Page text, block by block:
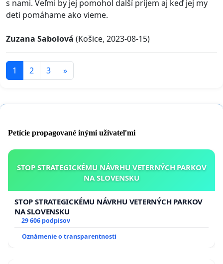
s nami. Veľmi by jej pomohol další príjem aj keď jej my
deti pomáhame ako vieme.
Zuzana Sabolová (Košice, 2023-08-15)
1 2 3 »
Petície propagované inými užívateľmi
STOP STRATEGICKÉMU NÁVRHU VETERNÝCH PARKOV
NA SLOVENSKU
STOP STRATEGICKÉMU NÁVRHU VETERNÝCH PARKOV
NA SLOVENSKU
29 606 podpisov
Oznámenie o transparentnosti